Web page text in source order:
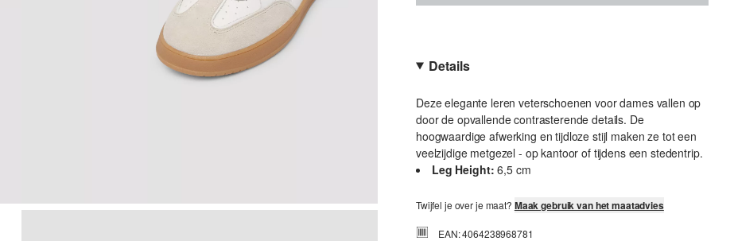
Details
Deze elegante leren veterschoenen voor dames vallen op
door de opvallende contrasterende details. De
hoogwaardige afwerking en tijdloze stijl maken ze tot een
veelzijdige metgezel - op kantoor of tijdens een stedentrip.
Leg Height: 6,5 cm
Twijfel je over je maat? Maak gebruik van het maatadvies
EAN: 4064238968781